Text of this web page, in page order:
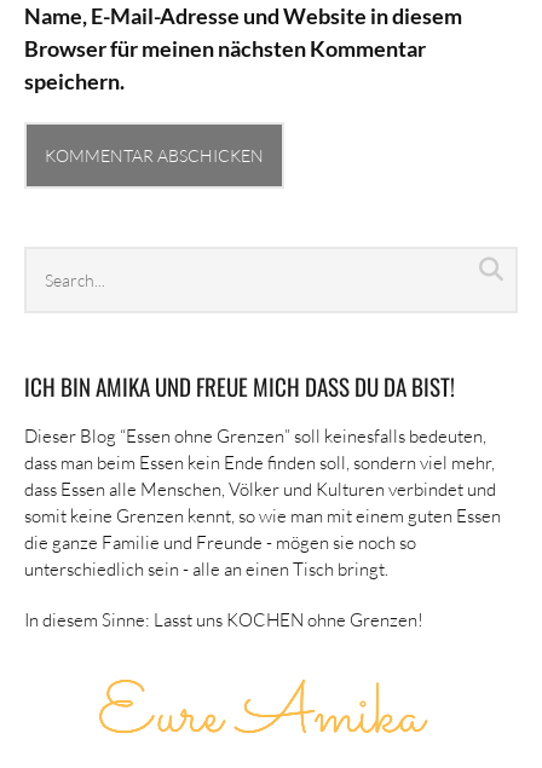
Name, E-Mail-Adresse und Website in diesem
Browser für meinen nächsten Kommentar
speichern.
archives
ICH BIN AMIKA UND FREUE MICH DASS DU DA BIST!
Dieser Blog “Essen ohne Grenzen” soll keinesfalls bedeuten,
dass man beim Essen kein Ende finden soll, sondern viel mehr,
dass Essen alle Menschen, Völker und Kulturen verbindet und
somit keine Grenzen kennt, so wie man mit einem guten Essen
die ganze Familie und Freunde - mögen sie noch so
unterschiedlich sein - alle an einen Tisch bringt.
In diesem Sinne: Lasst uns KOCHEN ohne Grenzen!